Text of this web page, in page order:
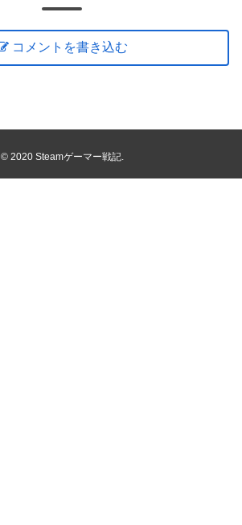
コメントを書き込む
© 2020 Steamゲーマー戦記.